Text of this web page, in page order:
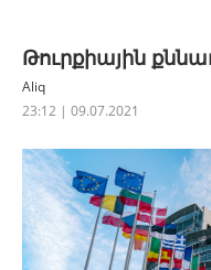
Թուրքիային
Aliq
23:12 | 09.07.2021